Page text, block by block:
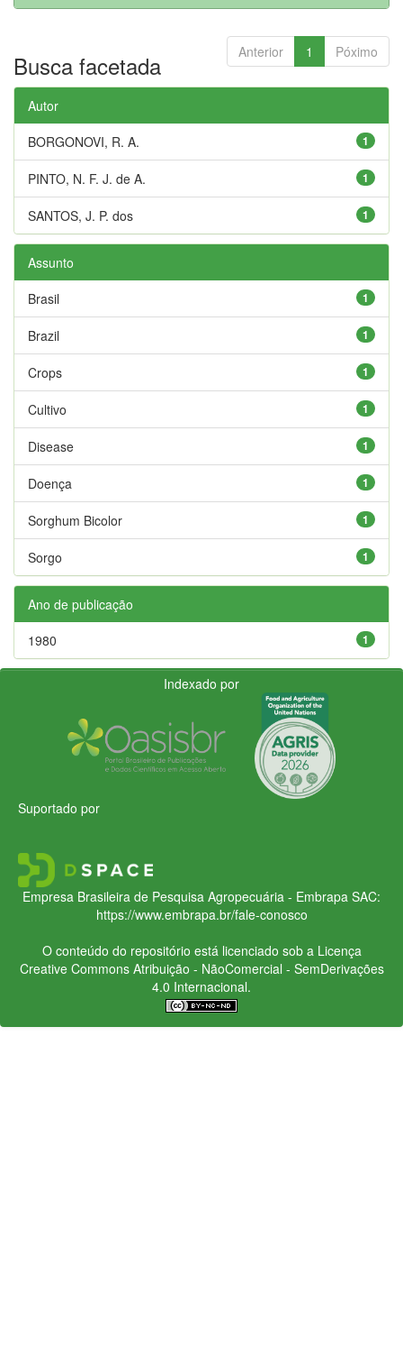
Anterior 1 Póximo
Busca facetada
Autor
1
BORGONOVI, R. A.
1
PINTO, N. F. J. de A.
1
SANTOS, J. P. dos
Assunto
1
Brasil
1
Brazil
1
Crops
1
Cultivo
1
Disease
1
Doença
1
Sorghum Bicolor
1
Sorgo
Ano de publicação
1
1980
Indexado por
Suportado por
Empresa Brasileira de Pesquisa Agropecuária - Embrapa SAC:
https://www.embrapa.br/fale-conosco
O conteúdo do repositório está licenciado sob a Licença
Creative CommonsAtribuição - NãoComercial - SemDerivações
4.0 Internacional.